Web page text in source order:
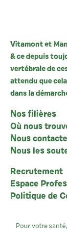
Vitamont et
& ce depuis
vertébrale de
attendu que
dans la
Nos filières
Où nous
Nous
Nous les
Recrutement
Espace
Politique de
Pour votre